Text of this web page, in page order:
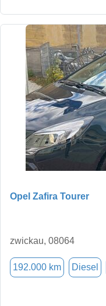
Opel Zafira Tourer
zwickau, 08064
192.000 km Diesel